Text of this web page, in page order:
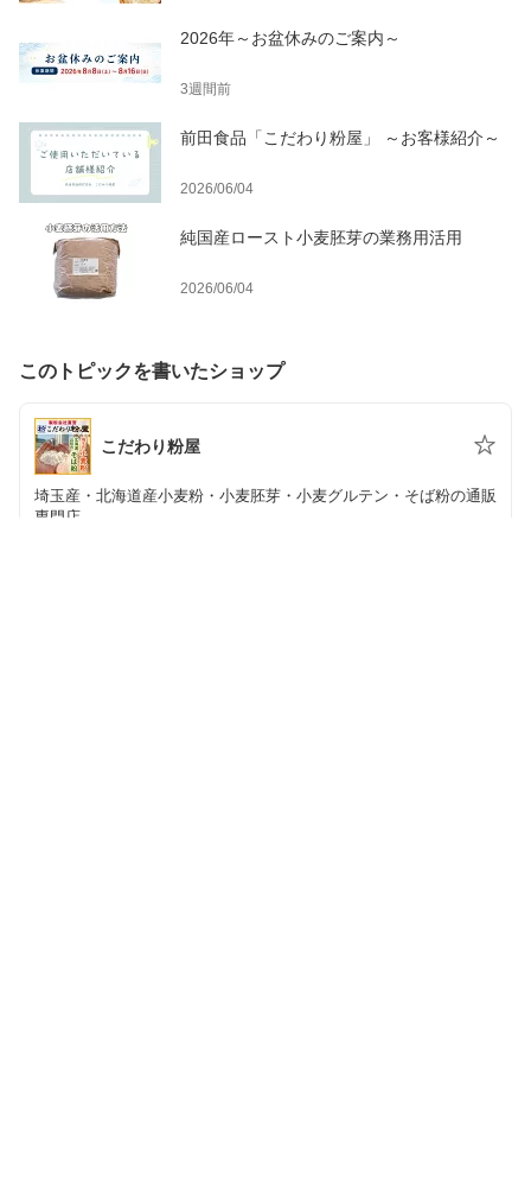
2026年～お盆休みのご案内～
3週間前
前田食品「こだわり粉屋」 ～お客様紹介～
2026/06/04
純国産ロースト小麦胚芽の業務用活用
2026/06/04
このトピックを書いたショップ
こだわり粉屋
埼玉産・北海道産小麦粉・小麦胚芽・小麦グルテン・そば粉の通販
専門店。